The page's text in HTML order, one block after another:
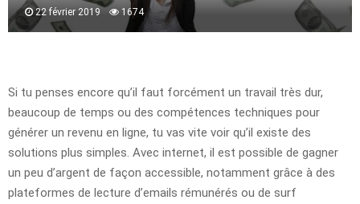
22 février 2019 1674
Si tu penses encore qu’il faut forcément un travail très dur,
beaucoup de temps ou des compétences techniques pour
générer un revenu en ligne, tu vas vite voir qu’il existe des
solutions plus simples. Avec internet, il est possible de gagner
un peu d’argent de façon accessible, notamment grâce à des
plateformes de lecture d’emails rémunérés ou de surf